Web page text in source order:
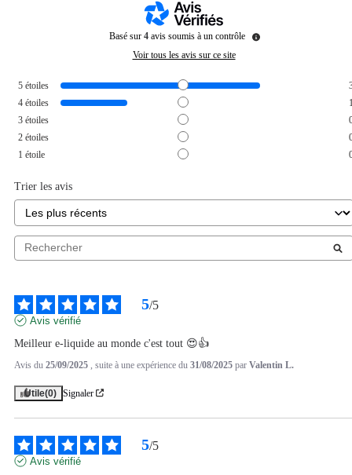
Basé sur 4 avis soumis à un contrôle
Voir tous les avis sur ce site
5 étoiles
4 étoiles
3 étoiles
2 étoiles
1 étoile
Trier les avis
5/5
Avis vérifié
Meilleur e-liquide au monde c'est tout 😍👍
Avis du 25/09/2025 , suite à une expérience du 31/08/2025 par Valentin L.
Utile(0) Signaler
5/5
Avis vérifié